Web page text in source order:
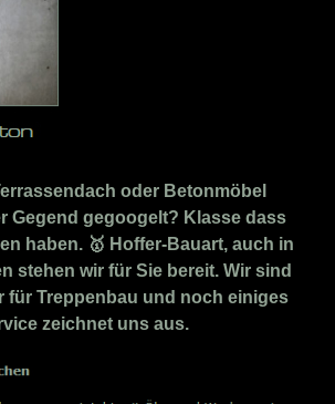
oder Betonmöbel
Gegend gegoogelt? Klasse dass
haben. 🥇 Hoffer-Bauart, auch in
stehen wir für Sie bereit. Wir sind
für Treppenbau und noch einiges
zeichnet uns aus.